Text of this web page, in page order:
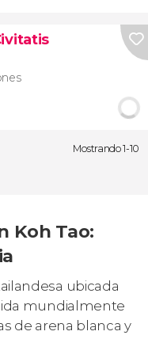
Mostrando 1-10
Koh Tao:
ubicada
mundialmente
de arena blanca y